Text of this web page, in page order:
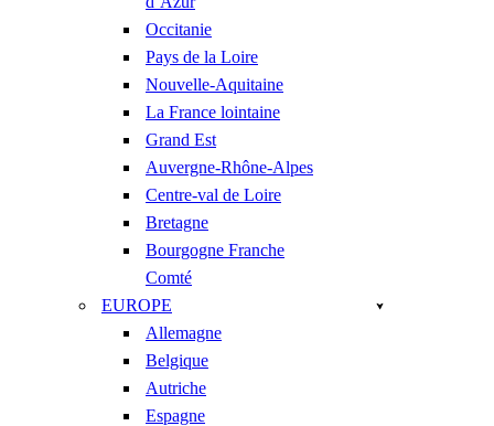
Occitanie
Pays de la Loire
Nouvelle-Aquitaine
La France lointaine
Grand Est
Auvergne-Rhône-Alpes
Centre-val de Loire
Bretagne
Bourgogne Franche
Comté
EUROPE
Allemagne
Belgique
Autriche
Espagne